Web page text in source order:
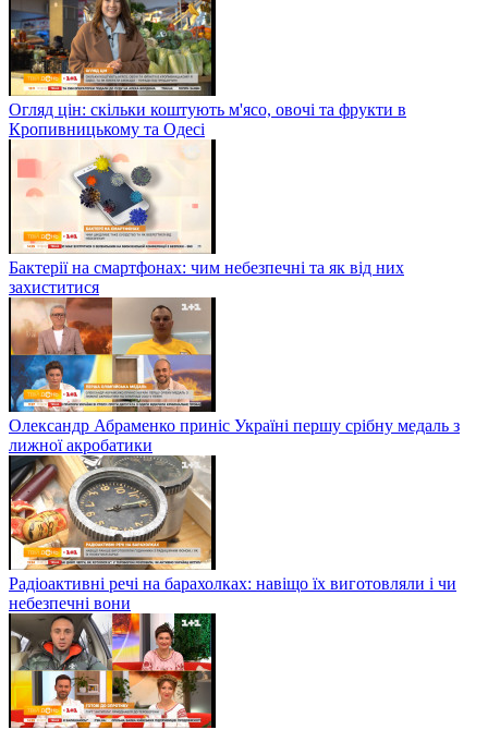
Огляд цін: скільки коштують м'ясо, овочі та фрукти в
Кропивницькому та Одесі
Бактерії на смартфонах: чим небезпечні та як від них
захиститися
Олександр Абраменко приніс Україні першу срібну медаль з
лижної акробатики
Радіоактивні речі на барахолках: навіщо їх виготовляли і чи
небезпечні вони